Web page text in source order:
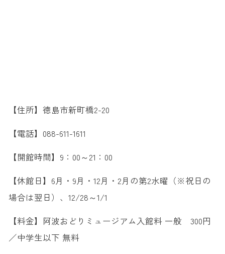
【住所】徳島市新町橋2-20
【電話】088-611-1611
【開館時間】9：00～21：00
【休館日】6月・9月・12月・2月の第2水曜（※祝日の
場合は翌日）、12/28～1/1
【料金】阿波おどりミュージアム入館料 一般 300円
／中学生以下 無料